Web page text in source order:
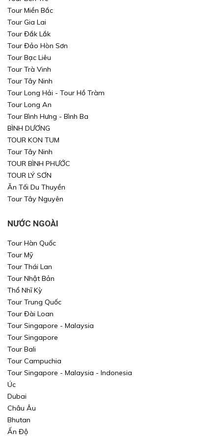
Tour Miền Bắc
Tour Gia Lai
Tour Đắk Lắk
Tour Đảo Hòn Sơn
Tour Bạc Liêu
Tour Trà Vinh
Tour Tây Ninh
Tour Long Hải - Tour Hồ Tràm
Tour Long An
Tour Bình Hưng - Bình Ba
BÌNH DƯƠNG
TOUR KON TUM
Tour Tây Ninh
TOUR BÌNH PHƯỚC
TOUR LÝ SƠN
Ăn Tối Du Thuyền
Tour Tây Nguyên
NƯỚC NGOÀI
Tour Hàn Quốc
Tour Mỹ
Tour Thái Lan
Tour Nhật Bản
Thổ Nhĩ Kỳ
Tour Trung Quốc
Tour Đài Loan
Tour Singapore - Malaysia
Tour Singapore
Tour Bali
Tour Campuchia
Tour Singapore - Malaysia - Indonesia
Úc
Dubai
Châu Âu
Bhutan
Ấn Độ